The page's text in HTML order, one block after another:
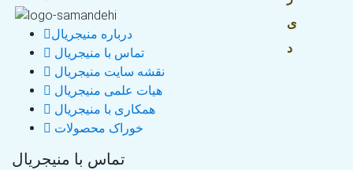
ی
د
درباره منیجریال
تماس با منیجریال
نقشه سایت منیجریال
هیات علمی منیجریال
همکاری با منیجریال
خوراک محصولات
تماس با منیجریال